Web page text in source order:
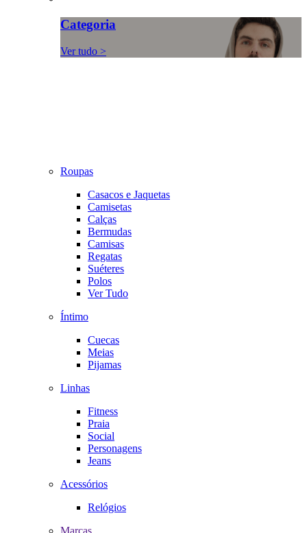
Categoria
Ver tudo >
Roupas
Casacos e Jaquetas
Camisetas
Calças
Bermudas
Camisas
Regatas
Suéteres
Polos
Ver Tudo
Íntimo
Cuecas
Meias
Pijamas
Linhas
Fitness
Praia
Social
Personagens
Jeans
Acessórios
Relógios